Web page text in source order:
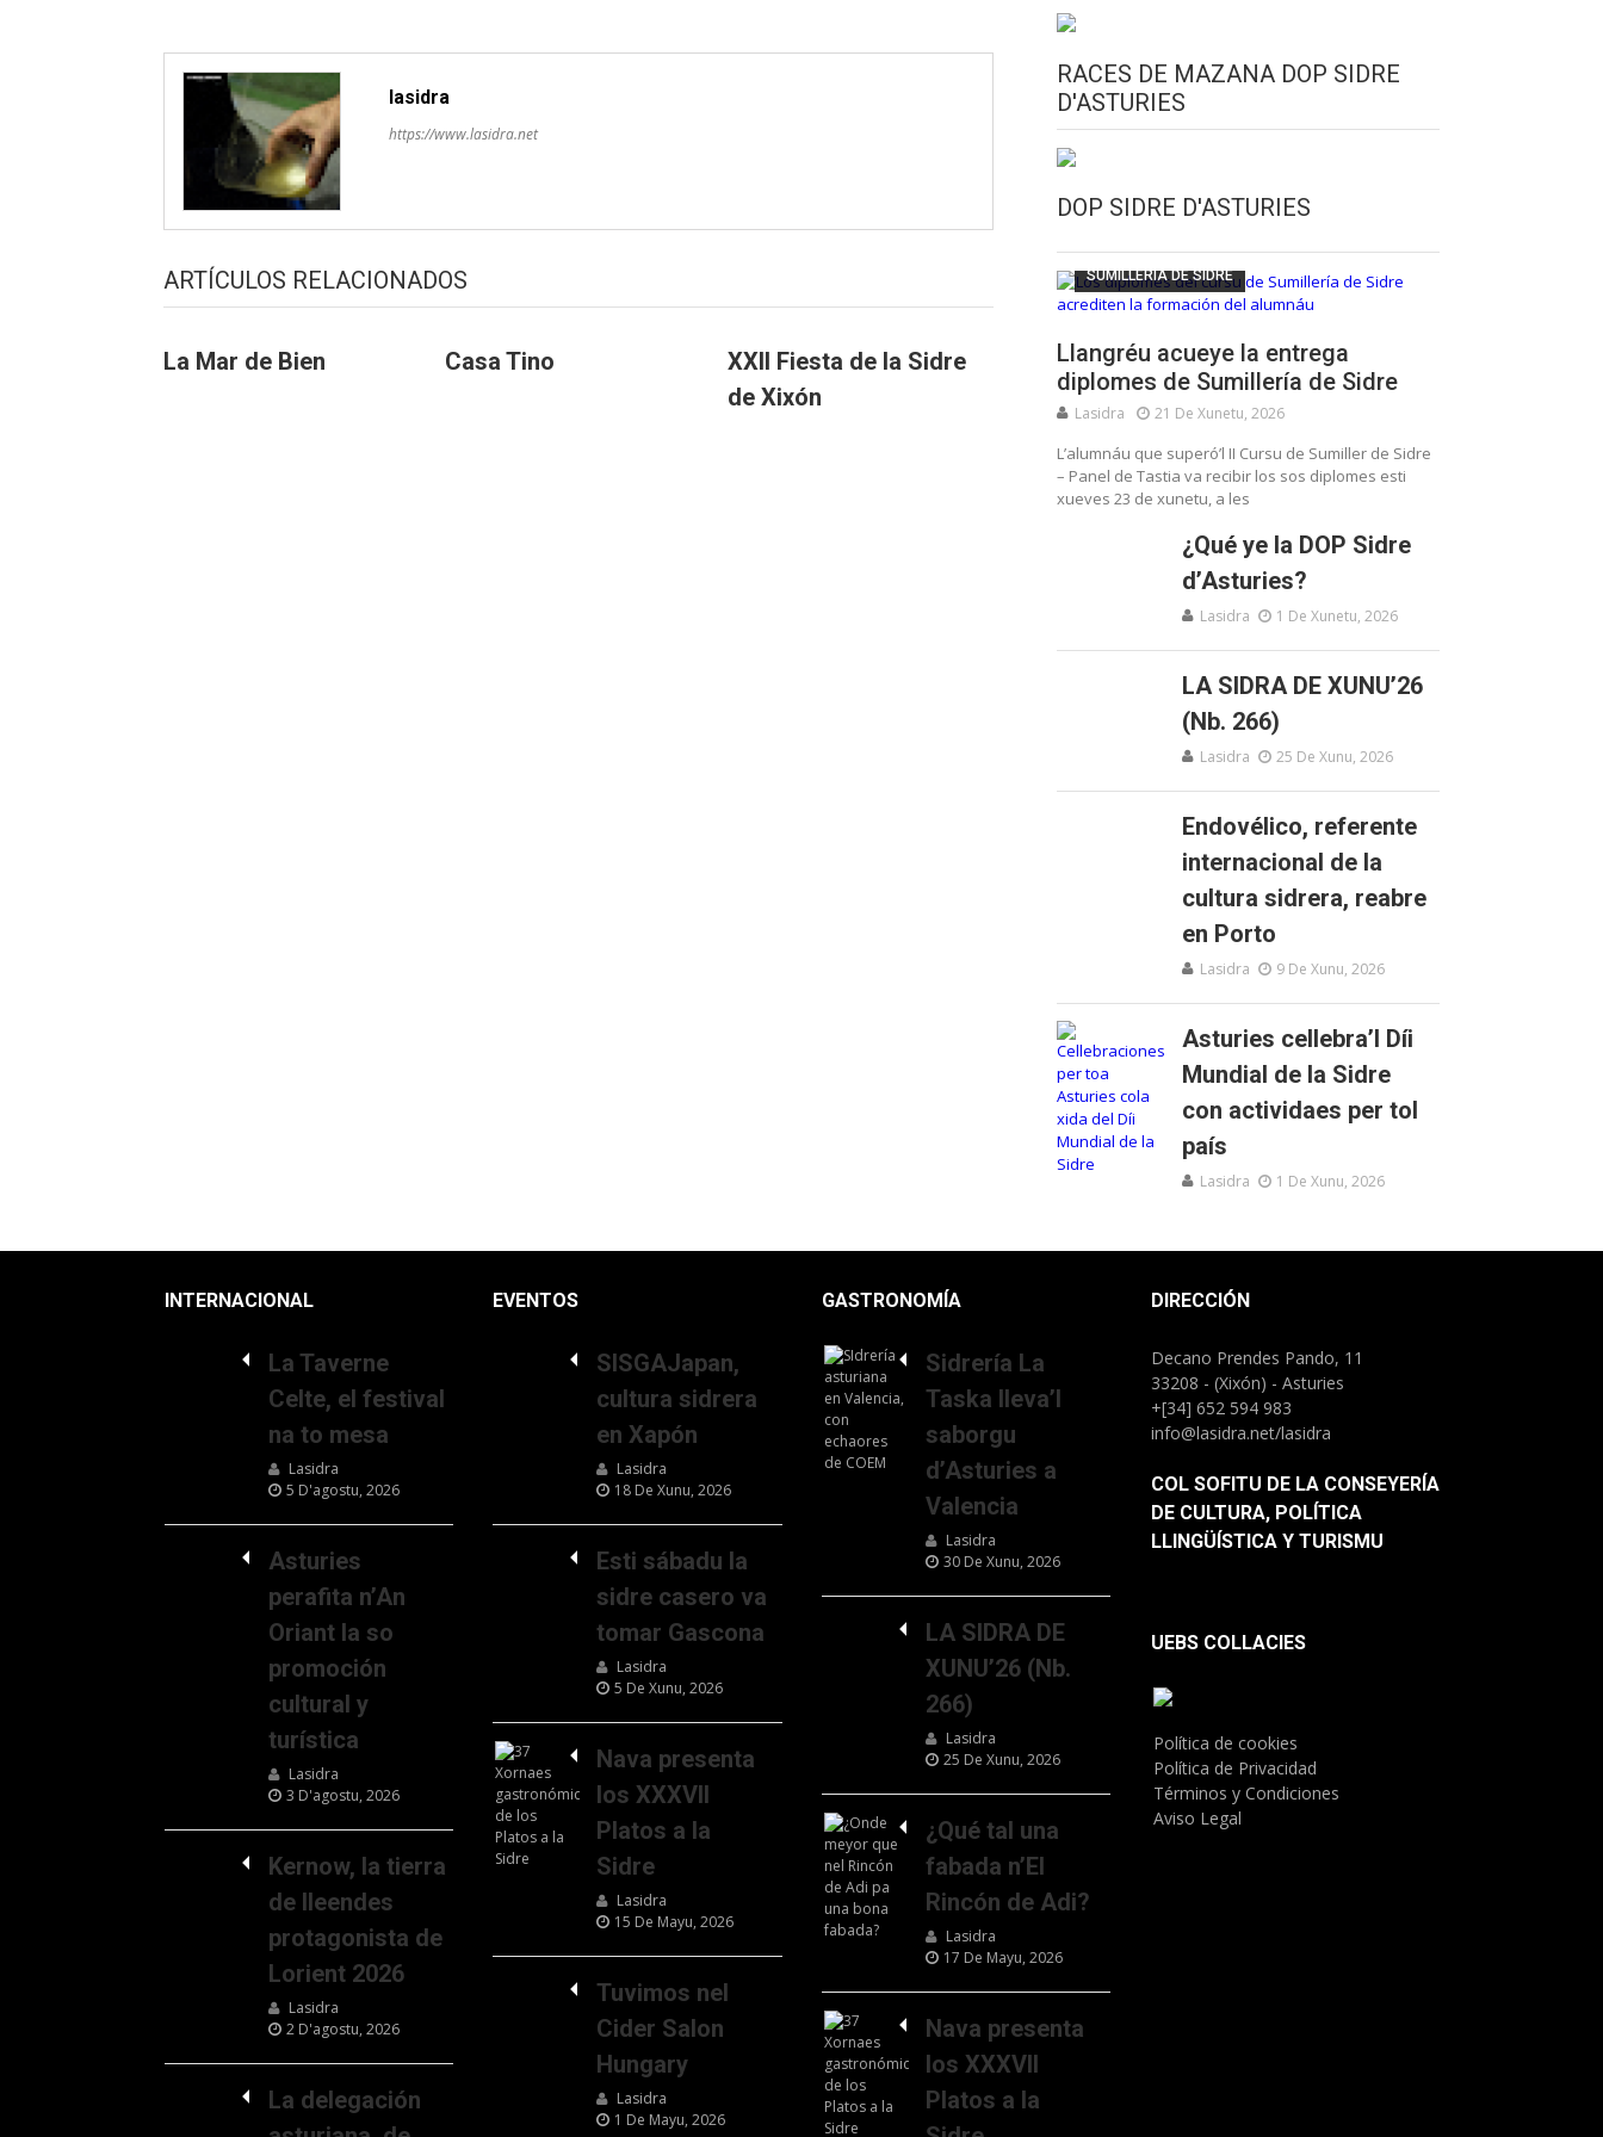
lasidra
https://www.lasidra.net
ARTÍCULOS RELACIONADOS
La Mar de Bien Casa Tino
XXII Fiesta de la Sidre
de Xixón
RACES DE MAZANA DOP SIDRE
D'ASTURIES
DOP SIDRE D'ASTURIES
ESCUELA DE SUMILLERÍA DE LA SIDRE
SUMILLERÍA DE SIDRE
Llangréu acueye la entrega
diplomes de Sumillería de Sidre
Lasidra 21 De Xunetu, 2026
L’alumnáu que superó’l II Cursu de Sumiller de Sidre
– Panel de Tastia va recibir los sos diplomes esti
xueves 23 de xunetu, a les
¿Qué ye la DOP Sidre
d’Asturies?
Lasidra 1 De Xunetu, 2026
LA SIDRA DE XUNU’26
(Nb. 266)
Lasidra 25 De Xunu, 2026
Endovélico, referente
internacional de la
cultura sidrera, reabre
en Porto
Lasidra 9 De Xunu, 2026
Asturies cellebra’l Díi
Mundial de la Sidre
con actividaes per tol
país
Lasidra 1 De Xunu, 2026
INTERNACIONAL
La Taverne
Celte, el festival
na to mesa
Lasidra
5 D'agostu, 2026
Asturies
perafita n’An
Oriant la so
promoción
cultural y
turística
Lasidra
3 D'agostu, 2026
Kernow, la tierra
de lleendes
protagonista de
Lorient 2026
Lasidra
2 D'agostu, 2026
La delegación
EVENTOS
SISGAJapan,
cultura sidrera
en Xapón
Lasidra
18 De Xunu, 2026
Esti sábadu la
sidre casero va
tomar Gascona
Lasidra
5 De Xunu, 2026
Nava presenta
los XXXVII
Platos a la
Sidre
Lasidra
15 De Mayu, 2026
Tuvimos nel
Cider Salon
Hungary
Lasidra
1 De Mayu, 2026
GASTRONOMÍA
Sidrería La
Taska lleva’l
saborgu
d’Asturies a
Valencia
Lasidra
30 De Xunu, 2026
LA SIDRA DE
XUNU’26 (Nb.
266)
Lasidra
25 De Xunu, 2026
¿Qué tal una
fabada n’El
Rincón de Adi?
Lasidra
17 De Mayu, 2026
Nava presenta
los XXXVII
Platos a la
DIRECCIÓN
Decano Prendes Pando, 11
33208 - (Xixón) - Asturies
+[34] 652 594 983
info@lasidra.net/lasidra
COL SOFITU DE LA CONSEYERÍA
DE CULTURA, POLÍTICA
LLINGÜÍSTICA Y TURISMU
UEBS COLLACIES
Política de cookies
Política de Privacidad
Términos y Condiciones
Aviso Legal